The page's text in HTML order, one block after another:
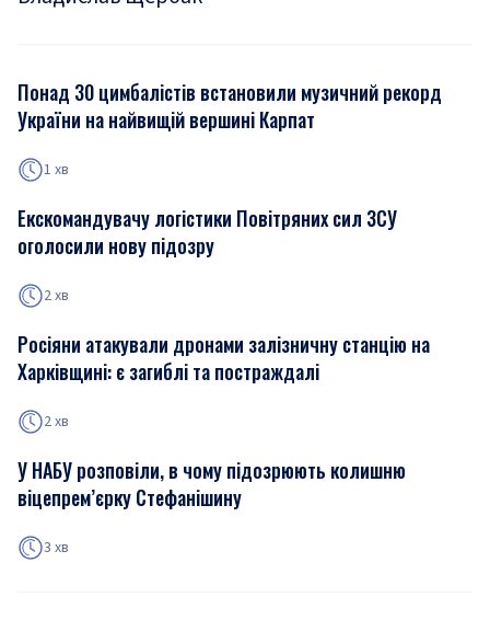
Понад 30 цимбалістів встановили музичний рекорд
України на найвищій вершині Карпат
1 хв
Екскомандувачу логістики Повітряних сил ЗСУ
оголосили нову підозру
2 хв
Росіяни атакували дронами залізничну станцію на
Харківщині: є загиблі та постраждалі
2 хв
У НАБУ розповіли, в чому підозрюють колишню
віцепрем’єрку Стефанішину
3 хв